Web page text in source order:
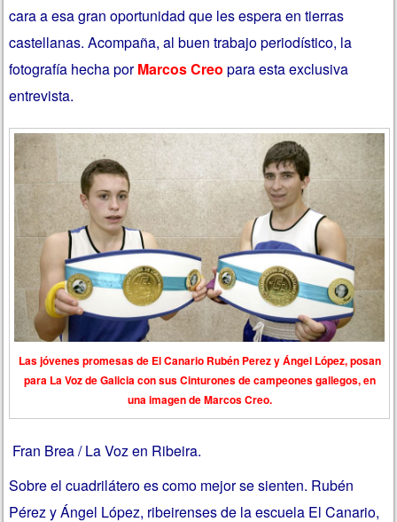
cara a esa gran oportunidad que les espera en tierras
castellanas. Acompaña, al buen trabajo periodístico, la
fotografía hecha porMarcos Creo para esta exclusiva
entrevista.
Las jóvenes promesas de El Canario Rubén Perez y Ángel López, posan
para La Voz de Galicia con sus Cinturones de campeones gallegos, en
una imagen de Marcos Creo.
Fran Brea / La Voz en Ribeira.
Sobre el cuadrilátero es como mejor se sienten. Rubén
Pérez y Ángel López, ribeirenses de la escuela El Canario,